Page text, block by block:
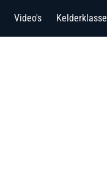
Video's Kelderklasse